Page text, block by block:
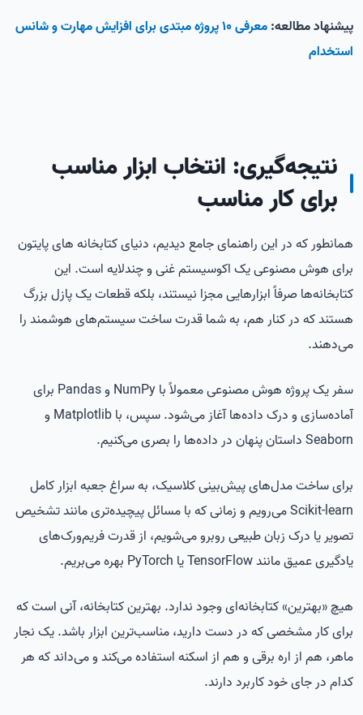
پیشنهاد مطالعه:
معرفی 10 پروژه مبتدی برای افزایش مهارت و شانس
استخدام
نتیجه‌گیری: انتخاب ابزار مناسب
برای کار مناسب
همانطور که در این راهنمای جامع دیدیم، دنیای کتابخانه های پایتون
برای هوش مصنوعی یک اکوسیستم غنی و چندلایه است. این
کتابخانه‌ها صرفاً ابزارهایی مجزا نیستند، بلکه قطعات یک پازل بزرگ
هستند که در کنار هم، به شما قدرت ساخت سیستم‌های هوشمند را
می‌دهند.
سفر یک پروژه هوش مصنوعی معمولاً با NumPy و Pandas برای
آماده‌سازی و درک داده‌ها آغاز می‌شود. سپس، با Matplotlib و
Seaborn داستان پنهان در داده‌ها را بصری می‌کنیم.
برای ساخت مدل‌های پیش‌بینی کلاسیک، به سراغ جعبه ابزار کامل
Scikit-learn می‌رویم و زمانی که با مسائل پیچیده‌تری مانند تشخیص
تصویر یا درک زبان طبیعی روبرو می‌شویم، از قدرت فریم‌ورک‌های
یادگیری عمیق مانند TensorFlow یا PyTorch بهره می‌بریم.
هیچ «بهترین» کتابخانه‌ای وجود ندارد. بهترین کتابخانه، آنی است که
برای کار مشخصی که در دست دارید، مناسب‌ترین ابزار باشد. یک نجار
ماهر، هم از اره برقی و هم از اسکنه استفاده می‌کند و می‌داند که هر
کدام در جای خود کاربرد دارند.